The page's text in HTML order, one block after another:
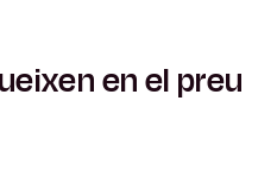
en el preu